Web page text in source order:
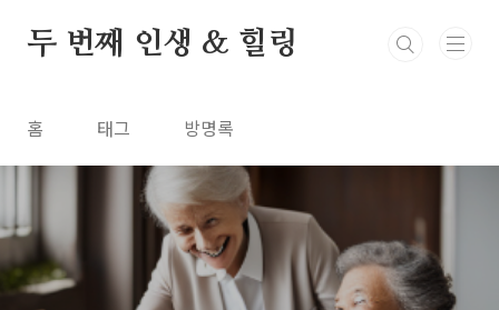
두 번째 인생 & 힐링
홈 태그 방명록